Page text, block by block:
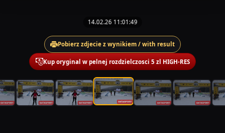
14.02.26 11:01:49
Pobierz zdjecie z wynikiem / with result
Kup oryginal w pelnej rozdzielczosci 5 zl HIGH-RES